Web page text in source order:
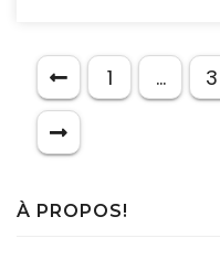
1 … 3
À PROPOS!